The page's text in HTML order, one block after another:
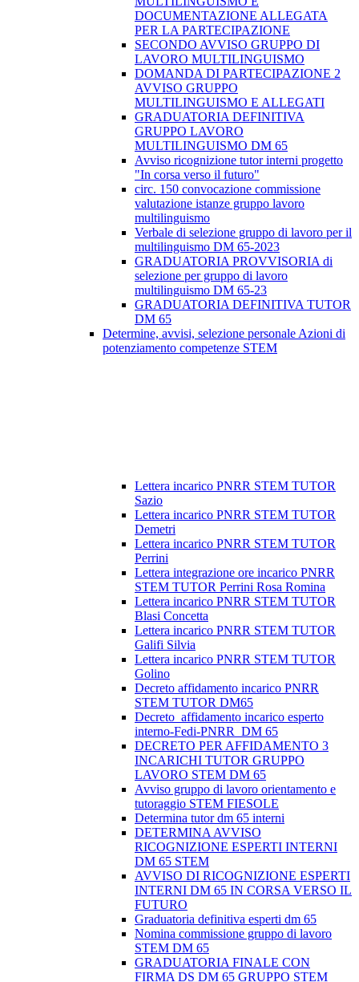
DOCUMENTAZIONE ALLEGATA
PER LA PARTECIPAZIONE
SECONDO AVVISO GRUPPO DI
LAVORO MULTILINGUISMO
DOMANDA DI PARTECIPAZIONE 2
AVVISO GRUPPO
MULTILINGUISMO E ALLEGATI
GRADUATORIA DEFINITIVA
GRUPPO LAVORO
MULTILINGUISMO DM 65
Avviso ricognizione tutor interni progetto
"In corsa verso il futuro"
circ. 150 convocazione commissione
valutazione istanze gruppo lavoro
multilinguismo
Verbale di selezione gruppo di lavoro per il
multilinguismo DM 65-2023
GRADUATORIA PROVVISORIA di
selezione per gruppo di lavoro
multilinguismo DM 65-23
GRADUATORIA DEFINITIVA TUTOR
DM 65
Determine, avvisi, selezione personale Azioni di
potenziamento competenze STEM
Lettera incarico PNRR STEM TUTOR
Sazio
Lettera incarico PNRR STEM TUTOR
Demetri
Lettera incarico PNRR STEM TUTOR
Perrini
Lettera integrazione ore incarico PNRR
STEM TUTOR Perrini Rosa Romina
Lettera incarico PNRR STEM TUTOR
Blasi Concetta
Lettera incarico PNRR STEM TUTOR
Galifi Silvia
Lettera incarico PNRR STEM TUTOR
Golino
Decreto affidamento incarico PNRR
STEM TUTOR DM65
Decreto_affidamento incarico esperto
interno-Fedi-PNRR_DM 65
DECRETO PER AFFIDAMENTO 3
INCARICHI TUTOR GRUPPO
LAVORO STEM DM 65
Avviso gruppo di lavoro orientamento e
tutoraggio STEM FIESOLE
Determina tutor dm 65 interni
DETERMINA AVVISO
RICOGNIZIONE ESPERTI INTERNI
DM 65 STEM
AVVISO DI RICOGNIZIONE ESPERTI
INTERNI DM 65 IN CORSA VERSO IL
FUTURO
Graduatoria definitiva esperti dm 65
Nomina commissione gruppo di lavoro
STEM DM 65
GRADUATORIA FINALE CON
FIRMA DS DM 65 GRUPPO STEM